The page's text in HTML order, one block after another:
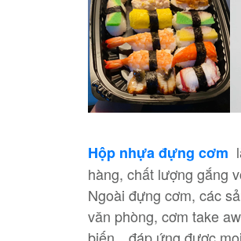
Hộp nhựa đựng cơm
hàng, chất lượng gắng
Ngoài đựng cơm, các
văn phòng, cơm take